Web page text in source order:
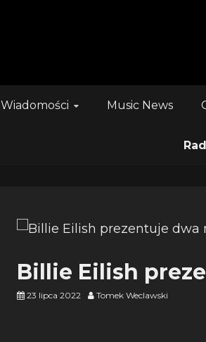
Wiadomości Music News
Billie Eilish
23 lipca 2022 Tomek Weclawski